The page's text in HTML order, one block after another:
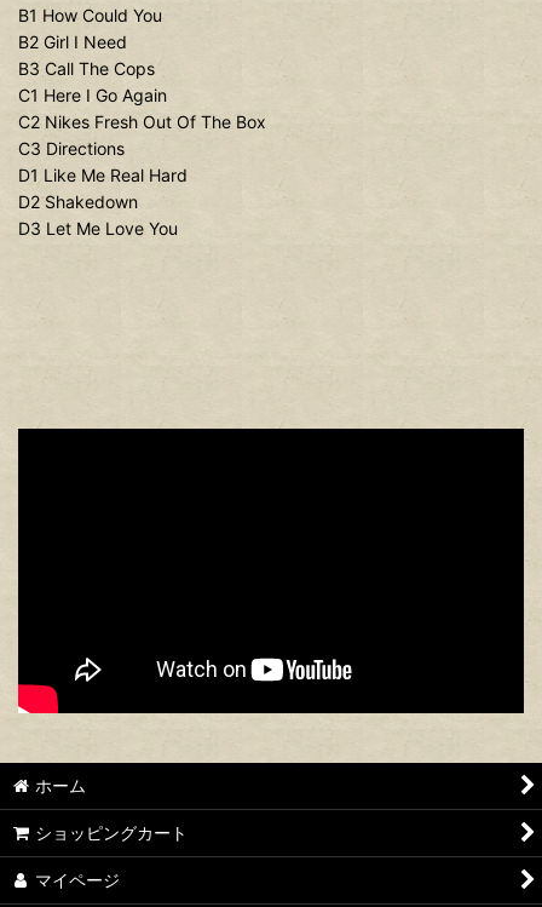
B1 How Could You
B2 Girl I Need
B3 Call The Cops
C1 Here I Go Again
C2 Nikes Fresh Out Of The Box
C3 Directions
D1 Like Me Real Hard
D2 Shakedown
D3 Let Me Love You
ホーム
ショッピングカート
マイページ